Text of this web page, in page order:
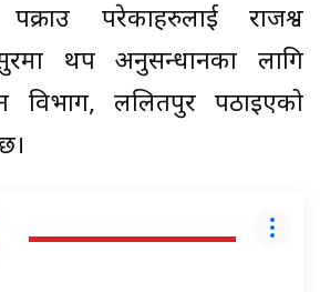
परेकाहरुलाई राजश्व
थप अनुसन्धानका लागि
विभाग, ललितपुर पठाइएको